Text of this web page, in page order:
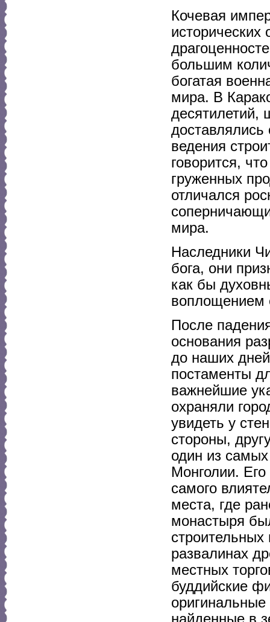
Кочевая
большим
богатая
мира. В
десятилетий,
ведения
говорится,
груженных
отличался
мира.
Наследники
бога, они
как бы
воплощением
После
основания
до наших
постаменты
важнейшие
охраняли
увидеть у
стороны,
один из
Монголии. Его
самого
места, где
монастыря
развалинах
местных
буддийские
найденные в